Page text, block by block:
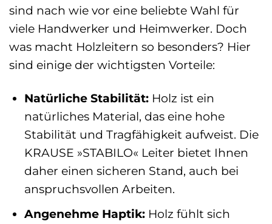
sind nach wie vor eine beliebte Wahl für
viele Handwerker und Heimwerker. Doch
was macht Holzleitern so besonders? Hier
sind einige der wichtigsten Vorteile:
Natürliche Stabilität:Holz ist ein
natürliches Material, das eine hohe
Stabilität und Tragfähigkeit aufweist. Die
KRAUSE »STABILO« Leiter bietet Ihnen
daher einen sicheren Stand, auch bei
anspruchsvollen Arbeiten.
Angenehme Haptik:Holz fühlt sich